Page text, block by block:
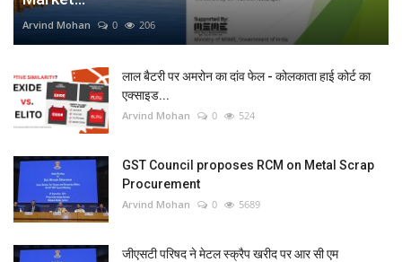
Arvind Mohan 0 206
लाल बैटरी पर अमरोन का दांव फेल - कोलकाता हाई कोर्ट का
एक्साइड...
Arvind Mohan 0 524
GST Council proposes RCM on Metal Scrap
Procurement
Arvind Mohan 0 5689
जीएसटी परिषद ने मेटल स्क्रैप खरीद पर आर सी एम